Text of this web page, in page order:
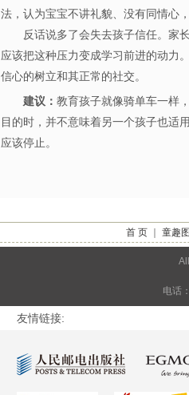
法，认为宝宝不讲礼貌、没有同情
反话说多了会失去孩子信任。家长
应该把这种压力变成学习前进的动力
信心的树立和其正常的社交。
建议： 教育孩子就像骑单车一样
目的时，并不意味着另一个孩子也适
应该停止。
首 页｜ 童趣
电话
友情链接: